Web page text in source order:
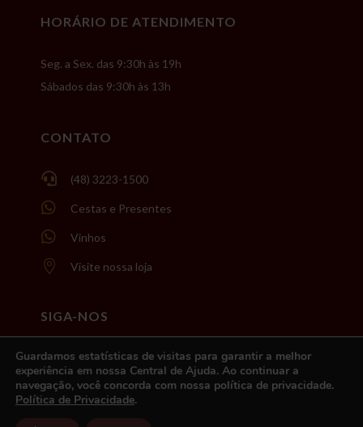
HORÁRIO DE ATENDIMENTO
Seg. a Sex. das 9:30h às 19h
Sábados das 9:30h às 13h
CONTATO
 (48) 3223-1500
 Cestas e Presentes
 Vinhos
 Visite nossa loja
SIGA-NOS
 @essenvinhos
 /essenvinhos
Guardamos estatísticas de visitas para garantir a melhor
experiência em nossa Central de Ajuda. Ao continuar a
navegação, você concorda com nossa política de privacidade.
Política de Privacidade.